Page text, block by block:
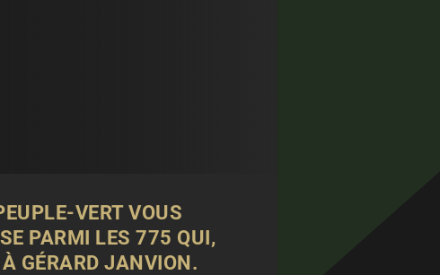
VERT VOUS
PARMI LES 775 QUI,
GÉRARD JANVION.